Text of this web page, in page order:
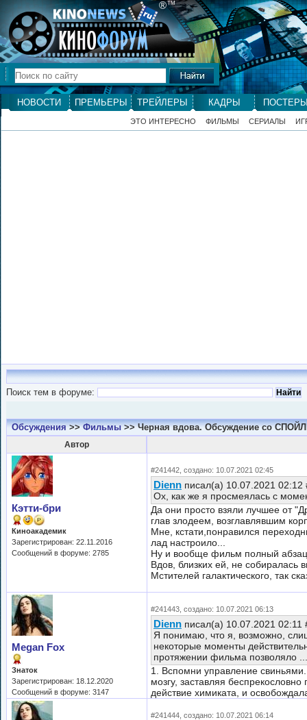
®ТМ
НОВОСТИ ПРЕМЬЕРЫ ТРЕЙЛЕРЫ КАДРЫ
ЭТО ИНТЕРЕСНО ФИЛЬМЫ СЕРИАЛЫ
Поиск тем в форуме:
Обсуждения>>Фильмы>> Черная вдова. Обсуждение со
Автор
Кэтти-бри
Киноакадемик
Зарегистрирован: 22.11.2016
Сообщений в форуме: 2785
#241442, создано: 10.07.2021 02:45
Dienn писал(а) 10.07.2021 02:12
Ох, как же я просмеялась с
Да они просто взяли лучшее от
глав злодеем, возглавлявшим
Мне, кстати,понравился
лад настроило...
Ну и вообще фильм полный
Вдов, близких ей, не
Мстителей галактического, так
Megan Fox
Знаток
Зарегистрирован: 18.12.2020
Сообщений в форуме: 3147
#241443, создано: 10.07.2021 06:13
Dienn писал(а) 10.07.2021 02:11
Я понимаю, что я, возможно,
некоторые моменты
протяжении фильма позволяло ...
1. Вспомни управление свиньями.
мозгу, заставляя
действие химиката, и
#241444, создано: 10.07.2021 06:14